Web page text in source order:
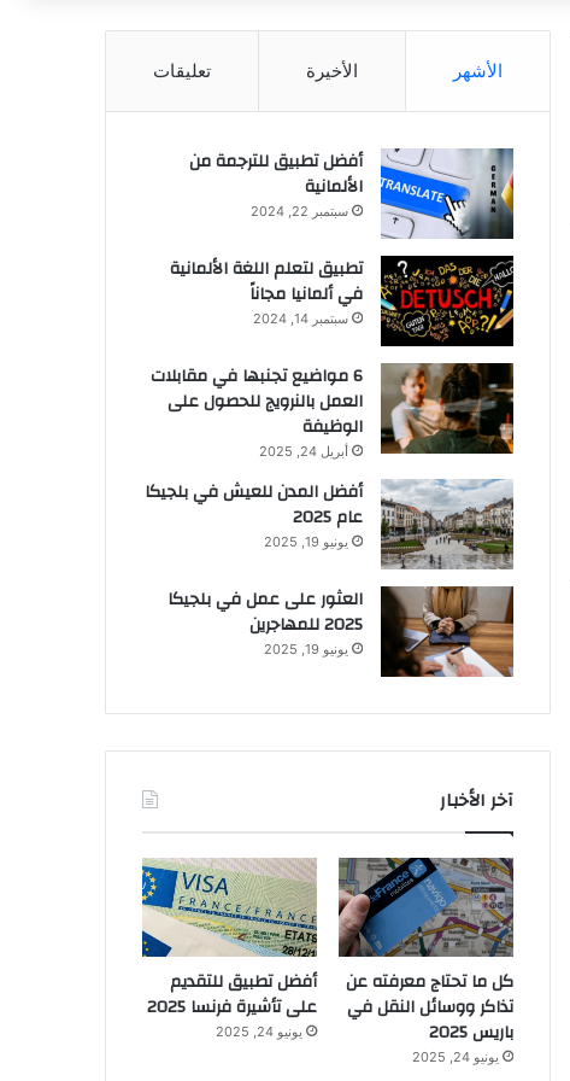
الأشهر الأخيرة تعليقات
أفضل تطبيق للترجمة من
الألمانية
سبتمبر 22, 2024
تطبيق لتعلم اللغة الألمانية
في ألمانيا مجاناً
سبتمبر 14, 2024
6 مواضيع تجنبها في مقابلات
العمل بالنرويج للحصول على
الوظيفة
أبريل 24, 2025
أفضل المدن للعيش في بلجيكا
عام 2025
يونيو 19, 2025
العثور على عمل في بلجيكا
2025 للمهاجرين
يونيو 19, 2025
آخر الأخبار
كل ما تحتاج معرفته عن
تذاكر ووسائل النقل في
باريس 2025
يونيو 24, 2025
أفضل تطبيق للتقديم
على تأشيرة فرنسا 2025
يونيو 24, 2025